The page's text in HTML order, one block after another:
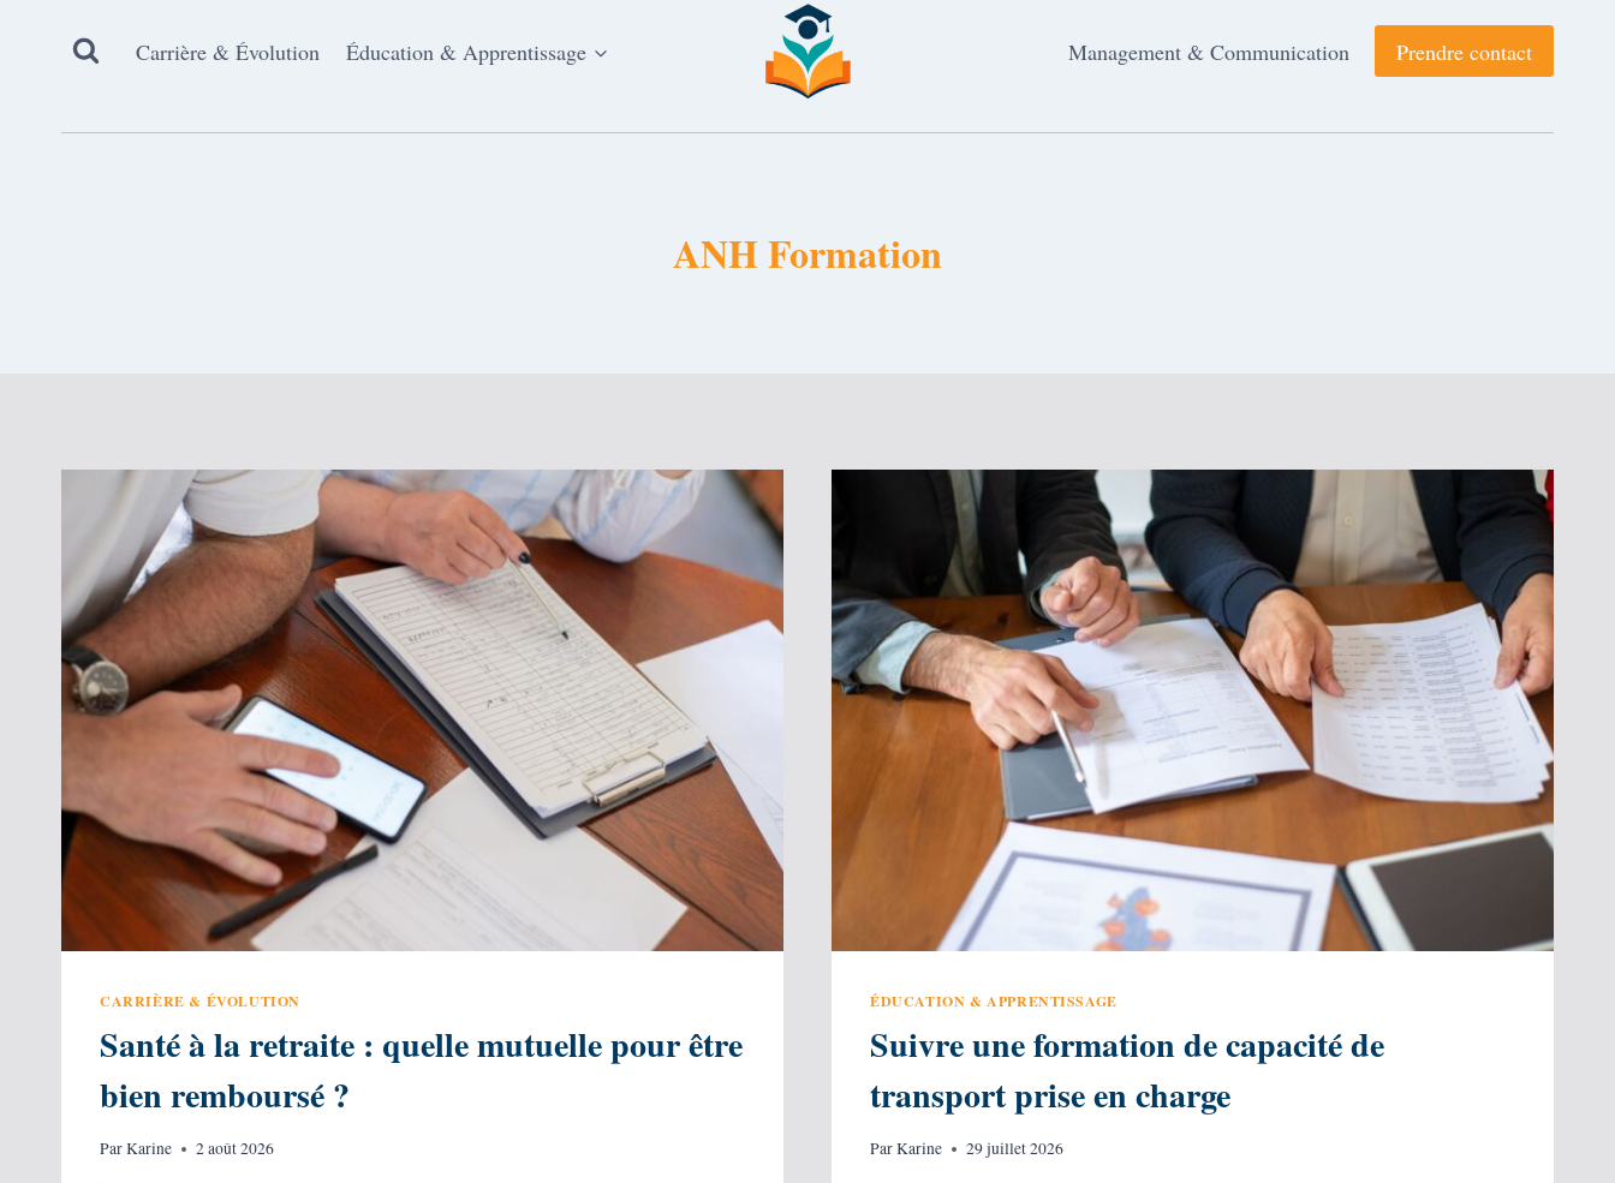
Carrière & Évolution Éducation & Apprentissage Management & Communication Prendre contact
ANH Formation
CARRIÈRE & ÉVOLUTION
Santé à la retraite : quelle mutuelle pour être
bien remboursé ?
ParKarine 2 août 2026
ÉDUCATION & APPRENTISSAGE
Suivre une formation de capacité de
transport prise en charge
ParKarine 29 juillet 2026